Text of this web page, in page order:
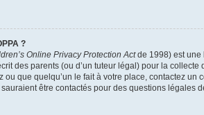
?
Online Privacy Protection Actde 1998) est une
des parents (ou d’un tuteur légal) pour la
ou que quelqu’un le fait à votre place, contactez
être contactés pour des questions légales